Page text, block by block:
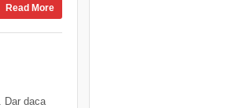
Read More
Dar daca